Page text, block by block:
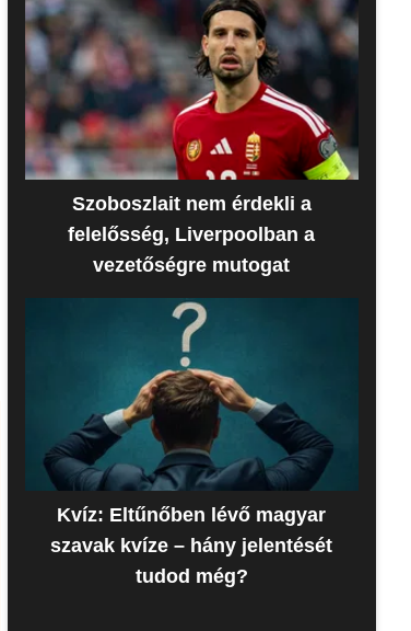
Szoboszlait nem érdekli a
felelősség, Liverpoolban a
vezetőségre mutogat
Kvíz: Eltűnőben lévő magyar
szavak kvíze – hány jelentését
tudod még?